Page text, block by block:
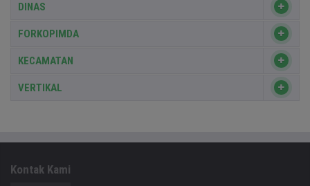
DINAS
FORKOPIMDA
KECAMATAN
VERTIKAL
Kontak Kami